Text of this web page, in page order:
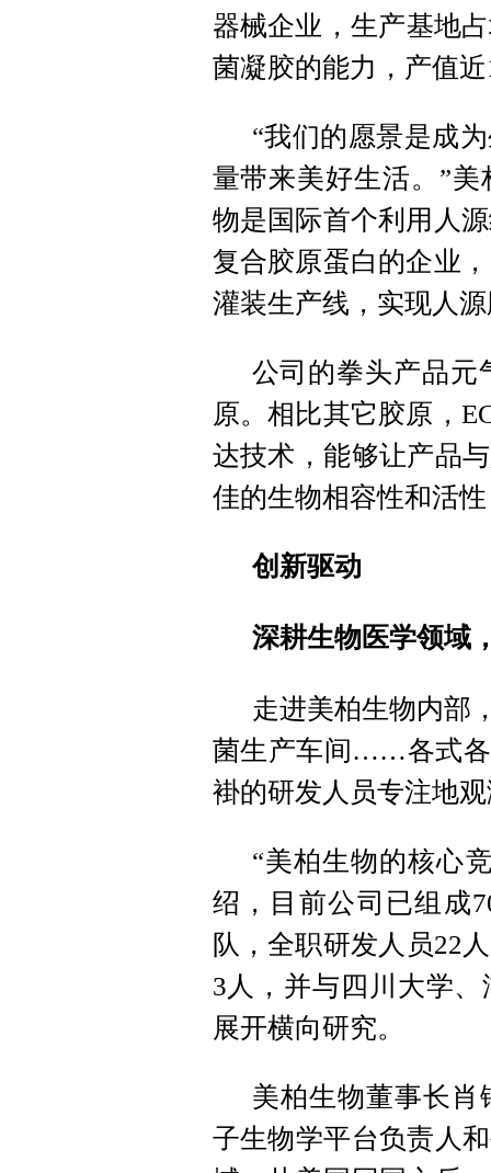
器械企业，生产基地
菌凝胶的能力，产值
“我们的愿景是成
量带来美好生活。”
物是国际首个利用人
复合胶原蛋白的企业
灌装生产线，实现人
公司的拳头产品元
原。相比其它胶原，
达技术，能够让产品
佳的生物相容性和活
创新驱动
深耕生物医学领域
走进美柏生物内部
菌生产车间……各式各
褂的研发人员专注地
“美柏生物的核心
绍，目前公司已组成
队，全职研发人员22
3人，并与四川大学
展开横向研究。
美柏生物董事长
子生物学平台负责人